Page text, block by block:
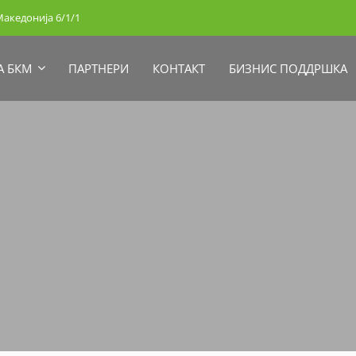
6/1/1
БКМ ПАРТНЕРИ КОНТАКТ БИЗНИС ПОДДРШКА